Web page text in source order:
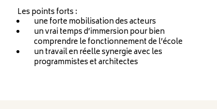
Les points forts :
une forte mobilisation des acteurs
un vrai temps d’immersion pour bien
comprendre le fonctionnement de l’école
un travail en réelle synergie avec les
programmistes et architectes